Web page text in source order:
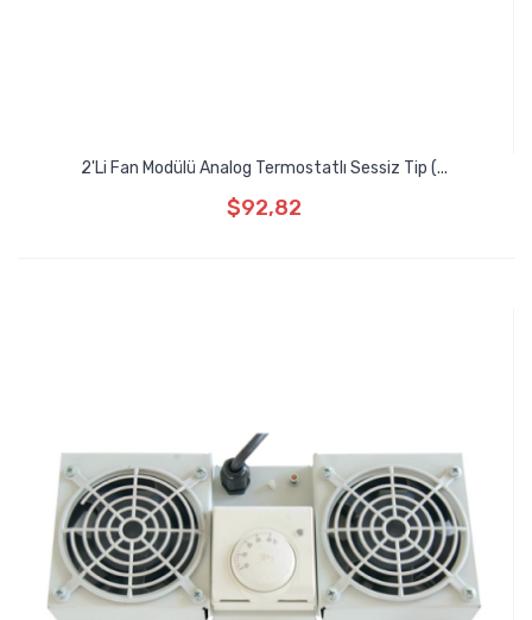
2'li Fan Modülü Analog Termostatlı Sessiz Tip (...
$92,82